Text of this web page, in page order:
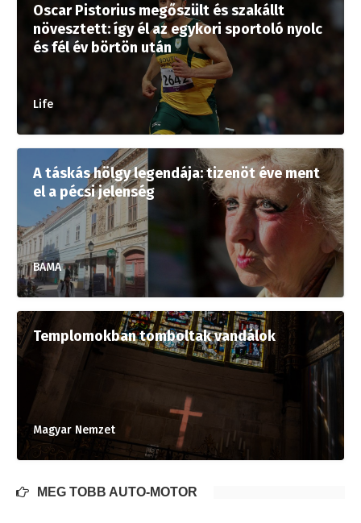
Oscar Pistorius megőszült és szakállt
növesztett: így él az egykori sportoló nyolc
és fél év börtön után
Life
A táskás hölgy legendája: tizenöt éve ment
el a pécsi jelenség
BAMA
Templomokban tomboltak vandálok
Magyar Nemzet
MÉG TÖBB AUTÓ-MOTOR